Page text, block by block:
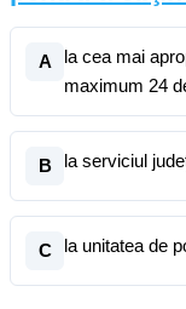
A
la cea mai
maximum 24
B la serviciul
C la unitatea de